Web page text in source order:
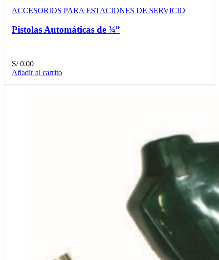
ACCESORIOS PARA ESTACIONES DE SERVICIO
Pistolas Automáticas de ¾”
S/0.00
Añadir al carrito